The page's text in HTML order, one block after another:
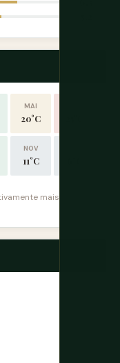
MAI
20°C
NOV
11°C
mais frias.